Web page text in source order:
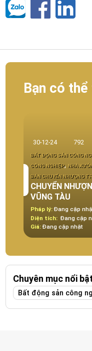
Bạn có
30-12-24 792
BẤT ĐỘNG SẢN CÔNG
CÔNG NGHIỆP, NHÀ
BÁN CHUYỂN NHƯỢNG
CHUYỂN
VŨNG TÀU
Pháp lý: Đang cập
Diện tích: Đang cập
Giá: Đang cập nhật
Chuyên mục nổi
Bất động sản công